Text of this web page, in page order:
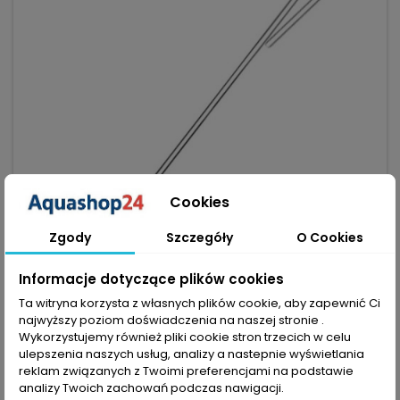
MARKA:NEO MEDIA
NEO DIFFUSER SPECIAL CURVED AIR GREEN L - IDEALNY DO
AKWARIUM
(0)
Neo Diffuser Special Curved Air Green L - dyfuzor do
Cookies
Zgody Szczegóły O Cookies
Informacje dotyczące plików cookies
Ta witryna korzysta z własnych plików cookie, aby zapewnić Ci
najwyższy poziom doświadczenia na naszej stronie .
Wykorzystujemy również pliki cookie stron trzecich w celu
ulepszenia naszych usług, analizy a nastepnie wyświetlania
reklam związanych z Twoimi preferencjami na podstawie
analizy Twoich zachowań podczas nawigacji.